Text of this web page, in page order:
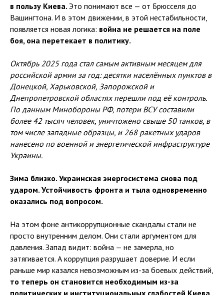
в пользу Киева. Это понимают все — от Брюсселя до
Вашингтона. И в этом движении, в этой нестабильности,
появляется новая логика: война не решается на поле
боя, она перетекает в политику.
Октябрь 2025 года стал самым активным месяцем для
российской армии за год: десятки населённых пунктов в
Донецкой, Харьковской, Запорожской и
Днепропетровской областях перешли под её контроль.
По данным Минобороны РФ, потери ВСУ составили
более 42 тысяч человек, уничтожено свыше 50 танков, в
том числе западные образцы, и 268 ракетных ударов
нанесено по военной и энергетической инфраструктуре
Украины.
Зима близко. Украинская энергосистема снова под
ударом. Устойчивость фронта и тыла одновременно
оказались под вопросом.
На этом фоне антикоррупционные скандалы стали не
просто внутренним делом. Они стали аргументом для
давления. Запад видит: война — не замерла, но
затягивается. А коррупция разрушает доверие. И если
раньше мир казался невозможным из-за боевых действий,
то теперь он становится необходимым из-за
политических и институциональных слабостей Киева.